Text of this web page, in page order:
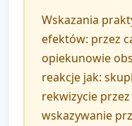
Wskazania
efektów: przez
opiekunowie
reakcje jak:
rekwizycie
wskazywanie